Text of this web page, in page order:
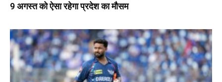
9 अगस्त को ऐसा रहेगा प्रदेश का मौसम